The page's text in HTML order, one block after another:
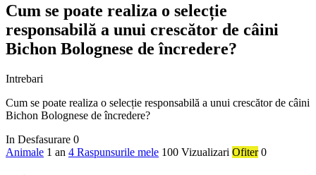
Cum se poate realiza o selecție
responsabilă a unui crescător de câini
Bichon Bolognese de încredere?
Intrebari
Cum se poate realiza o selecție responsabilă a unui crescător de câini
Bichon Bolognese de încredere?
In Desfasurare 0
Animale 1 an 4 Raspunsurile mele 100 Vizualizari Ofiter 0